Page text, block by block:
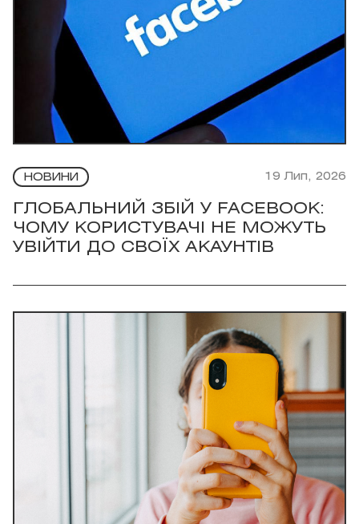
НОВИНИ 19 Лип, 2026
ГЛОБАЛЬНИЙ ЗБІЙ У FACEBOOK:
ЧОМУ КОРИСТУВАЧІ НЕ МОЖУТЬ
УВІЙТИ ДО СВОЇХ АКАУНТІВ